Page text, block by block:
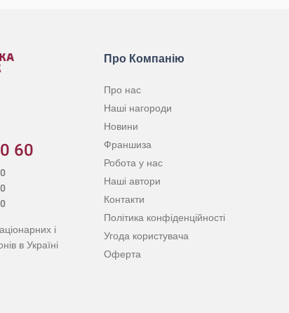
60
і
в Україні
Про Компанію
Про нас
Наші нагороди
Новини
Франшиза
Робота у нас
Наші автори
Контакти
Політика конфіденційності
Угода користувача
Оферта